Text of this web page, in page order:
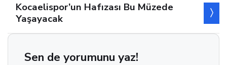
Kocaelispor’un Hafızası Bu Müzede
Yaşayacak
Sen de yorumunu yaz!